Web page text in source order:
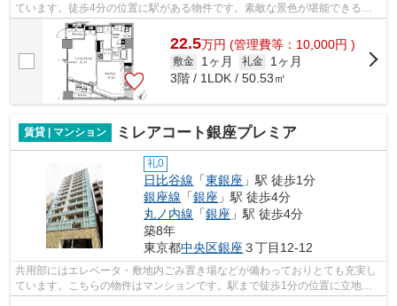
ています。徒歩4分の位置に駅がある物件です。素敵な景色が堪能できる、
地上12階建ての物件。造りとデザインに...
22.5万円 (管理費等：10,000円 )
敷金 1ヶ月 礼金
1ヶ月
3階 / 1LDK / 50.53㎡
賃貸 | マンション ミレアコート銀座プレミア
礼0
日比谷線 「東銀座 」駅 徒歩1分
銀座線 「銀座 」駅 徒歩4分
丸ノ内線 「銀座 」駅 徒歩4分
築8年
東京都中央区銀座 ３丁目12-12
共用部にはエレベータ・敷地内ごみ置き場などが備わっておりとても充実し
ています。こちらの物件はマンションです。駅まで徒歩1分の位置に立地す